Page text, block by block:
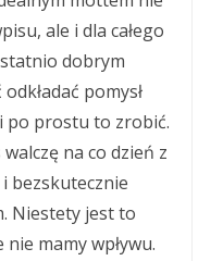
ale i dla całego
dobrym
pomysł
po prostu to zrobić.
na co dzień z
bezskutecznie
Niestety jest to
mamy wpływu.